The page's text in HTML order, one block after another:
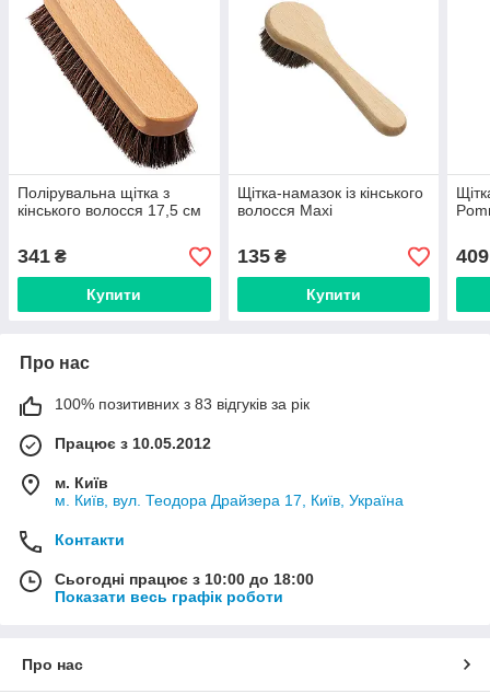
Полірувальна щітка з
кінського волосся 17,5 см
341 ₴
Купити
Щітка-намазок із кінського
волосся Maxi
135₴
Купити
409
Про нас
100% позитивних з 83 відгуків за рік
Працює з 10.05.2012
м. Київ
м. Київ, вул. Теодора Драйзера 17, Київ, Україна
Контакти
Сьогодні працює з 10:00 до 18:00
Показати весь графік роботи
Про нас